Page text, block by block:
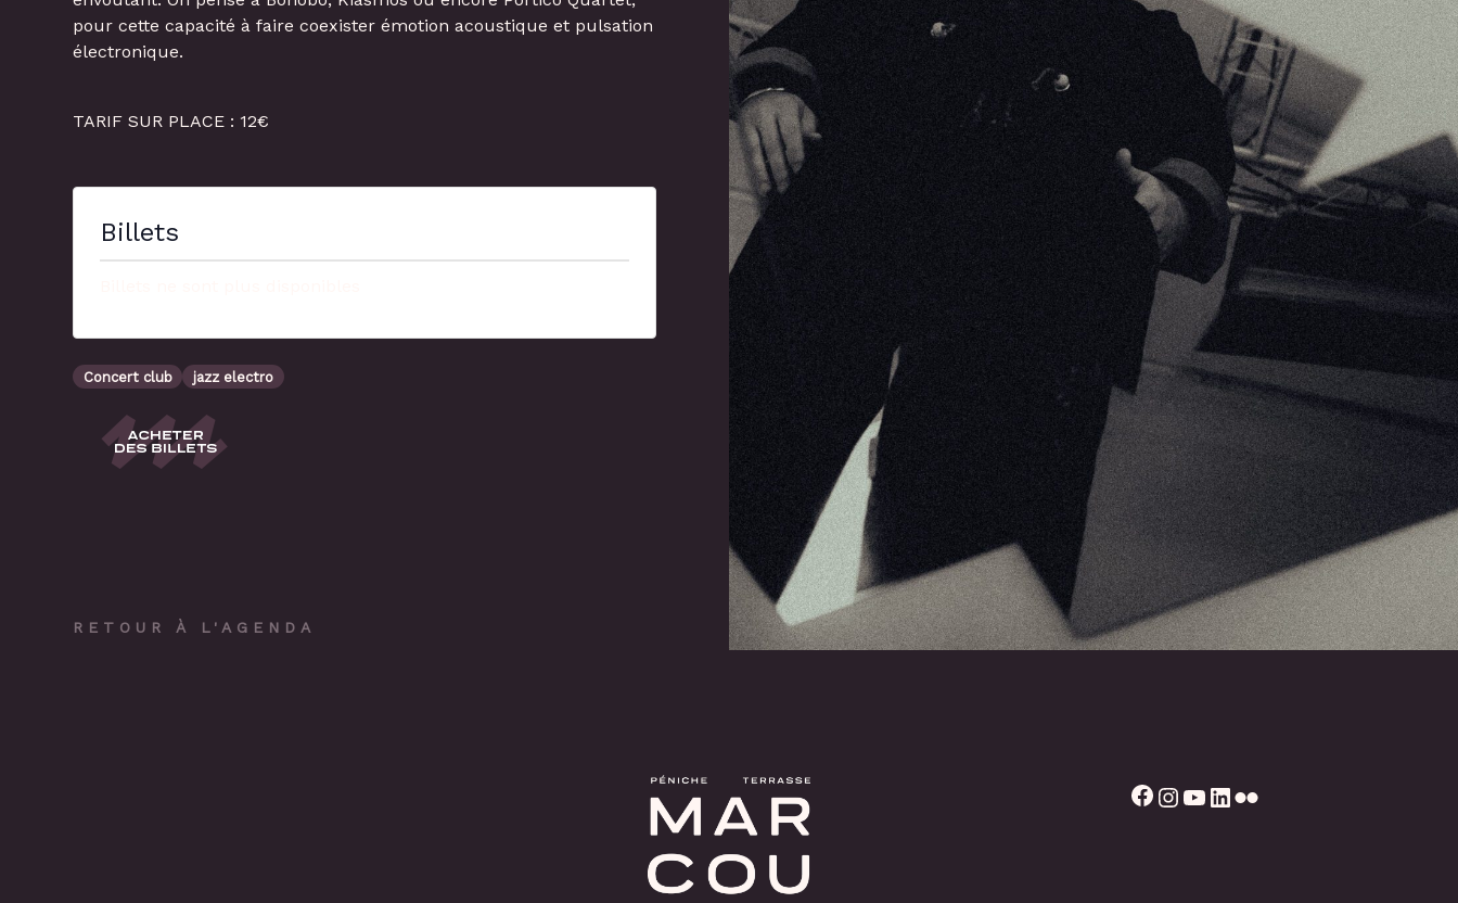
pour cette capacité à faire coexister émotion acoustique et pulsation
électronique.
TARIF SUR PLACE : 12€
Billets
Concert club jazz electro
RETOUR À L'AGENDA
Facebook Instagram YouTube